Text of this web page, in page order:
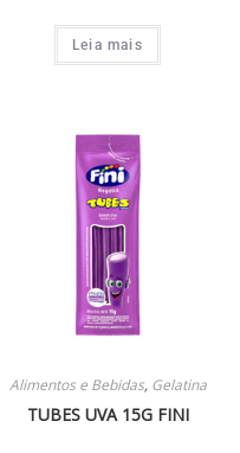
Leia mais
Alimentos e Bebidas, Gelatina
TUBES UVA 15G FINI